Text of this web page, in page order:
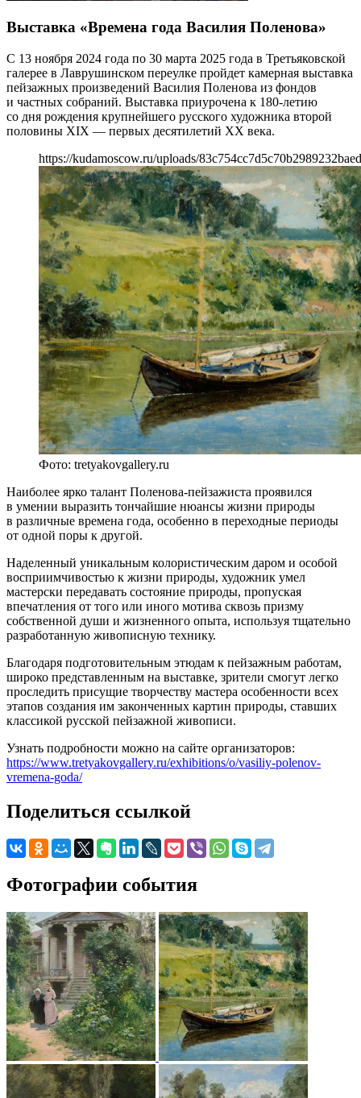
Выставка «Времена года Василия Поленова»
С 13 ноября 2024 года по 30 марта 2025 года в Третьяковской
галерее в Лаврушинском переулке пройдет камерная выставка
пейзажных произведений Василия Поленова из фондов
и частных собраний. Выставка приурочена к 180-летию
со дня рождения крупнейшего русского художника второй
половины XIX — первых десятилетий XX века.
https://kudamoscow.ru/uploads/
Фото: tretyakovgallery.ru
Наиболее ярко талант Поленова-пейзажиста проявился
в умении выразить тончайшие нюансы жизни природы
в различные времена года, особенно в переходные периоды
от одной поры к другой.
Наделенный уникальным колористическим даром и особой
восприимчивостью к жизни природы, художник умел
мастерски передавать состояние природы, пропуская
впечатления от того или иного мотива сквозь призму
собственной души и жизненного опыта, используя тщательно
разработанную живописную технику.
Благодаря подготовительным этюдам к пейзажным работам,
широко представленным на выставке, зрители смогут легко
проследить присущие творчеству мастера особенности всех
этапов создания им законченных картин природы, ставших
классикой русской пейзажной живописи.
Узнать подробности можно на сайте организаторов:
https://www.tretyakovgallery.ru/exhibitions/o/vasiliy-polenov-
vremena-goda/
Поделиться ссылкой
Фотографии события